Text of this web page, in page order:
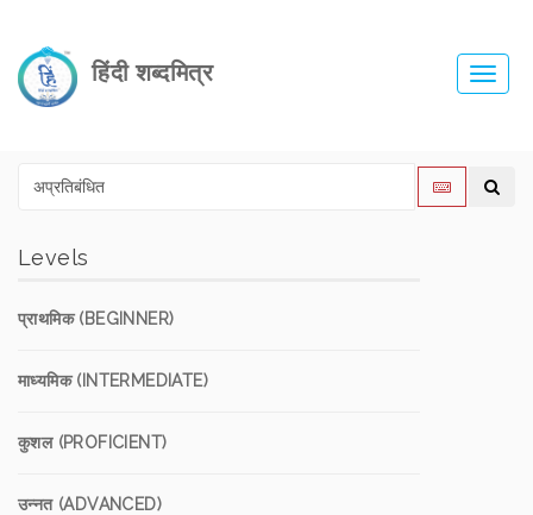
हिंदी शब्दमित्र
Levels
प्राथमिक (BEGINNER)
माध्यमिक (INTERMEDIATE)
कुशल (PROFICIENT)
उन्नत (ADVANCED)